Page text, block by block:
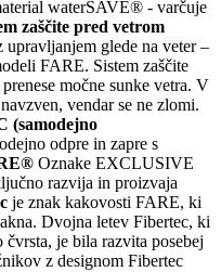
waterSAVE® - varčuje
zaščite pred vetrom
glede na veter –
FARE. Sistem zaščite
močne sunke vetra. V
vendar se ne zlomi.
(samodejno
odpre in zapre s
Oznake EXCLUSIVE
razvija in proizvaja
je znak kakovosti FARE, ki
Dvojna letev Fibertec, ki
je bila razvita posebej
z designom Fibertec